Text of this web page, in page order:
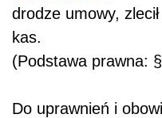
drodze umowy,
kas.
(Podstawa prawna:
Do uprawnień i